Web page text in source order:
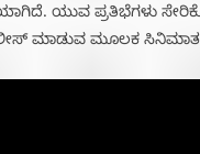
ಯುವ ಪ್ರತಿಭೆಗಳು
ರಿಲೀಸ್ ಮಾಡುವ ಮೂಲಕ